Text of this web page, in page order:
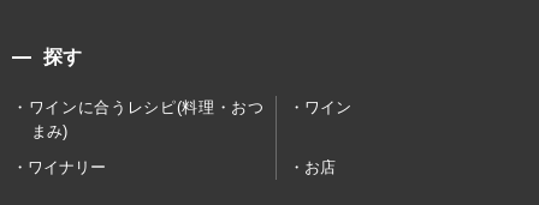
探す
ワインに合うレシピ(料理・おつ
まみ)
ワイン
ワイナリー お店